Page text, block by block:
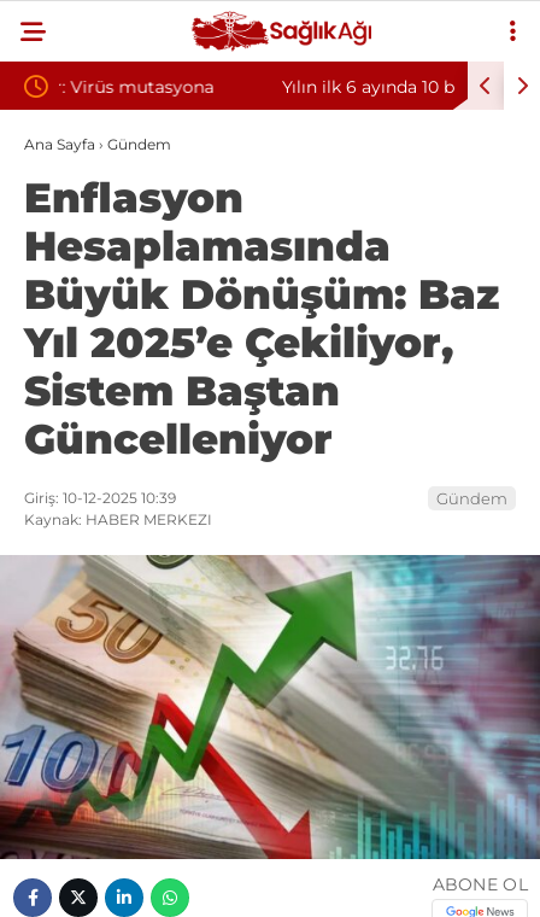
Yılın ilk 6 ayında 10 bini aşkın hasta hiperbarik
oksijen tedavisinden yararlandı
Diş eti
Ana Sayfa › Gündem
Enflasyon
Hesaplamasında
Büyük Dönüşüm: Baz
Yıl 2025’e Çekiliyor,
Sistem Baştan
Güncelleniyor
Giriş: 10-12-2025 10:39
Kaynak: HABER MERKEZI
Gündem
ABONE OL